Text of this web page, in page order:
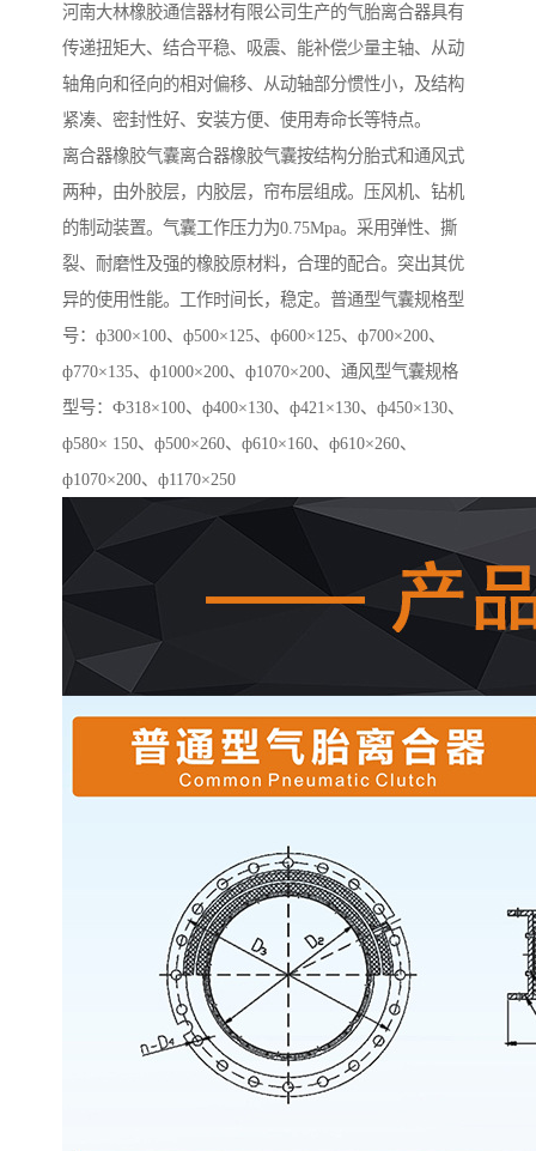
河南大林橡胶通信器材有限公司生产的气胎离合器具有
传递扭矩大、结合平稳、吸震、能补偿少量主轴、从动
轴角向和径向的相对偏移、从动轴部分惯性小，及结构
紧凑、密封性好、安装方便、使用寿命长等特点。
离合器橡胶气囊离合器橡胶气囊按结构分胎式和通风式
两种，由外胶层，内胶层，帘布层组成。压风机、钻机
的制动装置。气囊工作压力为0.75Mpa。采用弹性、撕
裂、耐磨性及强的橡胶原材料，合理的配合。突出其优
异的使用性能。工作时间长，稳定。普通型气囊规格型
号：ф300×100、ф500×125、ф600×125、ф700×200、
ф770×135、ф1000×200、ф1070×200、通风型气囊规格
型号：Ф318×100、ф400×130、ф421×130、ф450×130、
ф580× 150、ф500×260、ф610×160、ф610×260、
ф1070×200、ф1170×250